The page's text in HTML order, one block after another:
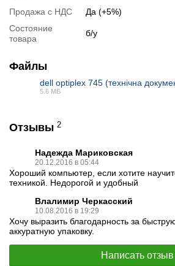
декабре 2006 года. По настоящее
тех в которые играю. Качество у него на
2. Отличный проц за свои
игрового компа самый лучший
Crysis почти на максималке,GTA 4 на
и все БЕЗ ЛАГОВ!
Другие отзывы:http://
https://market.yandex.ua/product/981925/
hid=91019&page=5
О видеокарте:
Продажа с НДС
Да (+5%)
Состояние
товара
б/у
Файлы
dell optiplex 745 (технічна
5.6 МБ
Отзывы 2
Надежда Мариковская
20.12.2016 в 05:44
Хороший компьютер, если хотите
техникой. Недорогой и удобный
Влалимир Черкасский
10.08.2016 в 19:29
Хочу выразить благодарность за
аккуратную упаковку.
Написать отзыв